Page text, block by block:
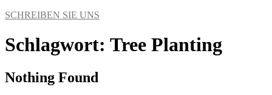
SCHREIBEN SIE UNS
Schlagwort: Tree Planting
Nothing Found